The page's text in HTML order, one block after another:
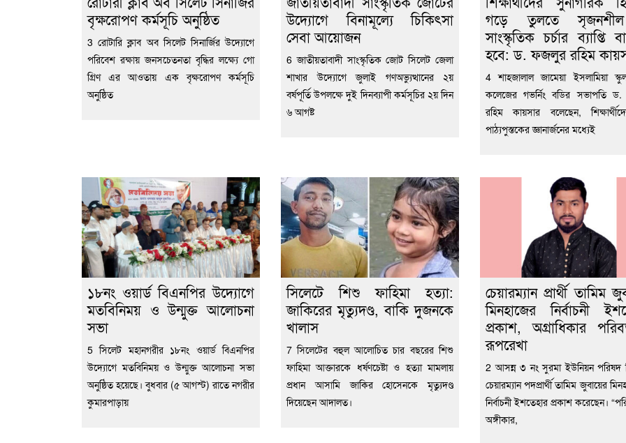
বৃক্ষরোপণ কর্মসূচি অনুষ্ঠিত
3 রোটারি ক্লাব অব সিলেট সিনার্জির উদ্যোগে
পরিবেশ রক্ষায় জনসচেতনতা বৃদ্ধির লক্ষ্যে গো
গ্রিণ এর আওতায় এক বৃক্ষরোপণ কর্মসূচি
অনুষ্ঠিত
উদ্যোগে বিনামূল্যে চিকিৎসা
সেবা আয়োজন
6 জাতীয়তাবাদী সাংস্কৃতিক জোট সিলেট জেলা
শাখার উদ্যোগে জুলাই গণঅভ্যুত্থানের ২য়
বর্ষপূর্তি উপলক্ষে দুই দিনব্যাপী কর্মসূচির ২য় দিন
৬ আগষ্ট
গড়ে তুলতে
সাংস্কৃতিক চর্চার ব্যাপ্তি
হবে: ড. ফজলুর রহিম
4 শাহজালাল জামেয়া ইসলামিয়া
কলেজের গভর্নিং বডির সভাপতি
রহিম কায়সার বলেছেন,
পাঠ্যপুস্তকের জ্ঞানার্জনের মধ্যেই
১৮নং ওয়ার্ড বিএনপির উদ্যোগে
মতবিনিময় ও উন্মুক্ত আলোচনা
সভা
5 সিলেট মহানগরীর ১৮নং ওয়ার্ড বিএনপির
উদ্যোগে মতবিনিময় ও উন্মুক্ত আলোচনা সভা
অনুষ্ঠিত হয়েছে। বুধবার (৫ আগস্ট) রাতে নগরীর
কুমারপাড়ায়
সিলেটে শিশু ফাহিমা হত্যা:
জাকিরের মৃত্যুদণ্ড, বাকি দুজনকে
খালাস
7 সিলেটের বহুল আলোচিত চার বছরের শিশু
ফাহিমা আক্তারকে ধর্ষণচেষ্টা ও হত্যা মামলায়
প্রধান আসামি জাকির হোসেনকে মৃত্যুদণ্ড
দিয়েছেন আদালত।
চেয়ারম্যান প্রার্থী তামিম
মিনহাজের নির্বাচনী
প্রকাশ, অগ্রাধিকার
রূপরেখা
2 আসন্ন ৩ নং সুরমা ইউনিয়ন পরিষদ
চেয়ারম্যান পদপ্রার্থী তামিম জুবায়ের
নির্বাচনী ইশতেহার প্রকাশ করেছেন।
অঙ্গীকার,